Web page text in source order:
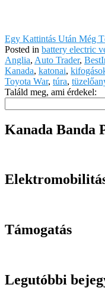
Egy Kattintás Után Még
Posted in battery electric
Anglia, Auto Trader,
Kanada, katonai,
Toyota War, túra,
Találd meg, ami érdekel:
Kanada Banda
Támogatás
Legutóbbi